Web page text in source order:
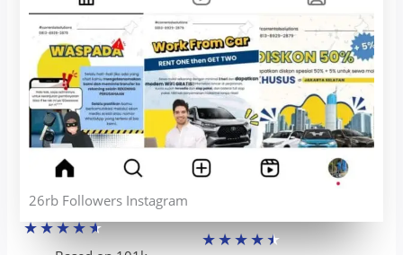
26rb Followers Instagram
★★★★★
★★★★★